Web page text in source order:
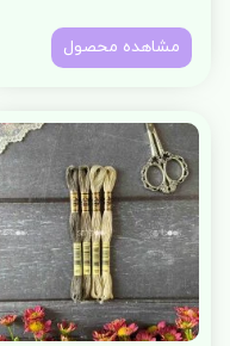
مشاهده محصول